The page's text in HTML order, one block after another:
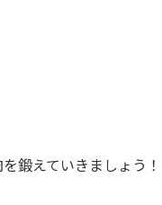
鍛えていきましょう！